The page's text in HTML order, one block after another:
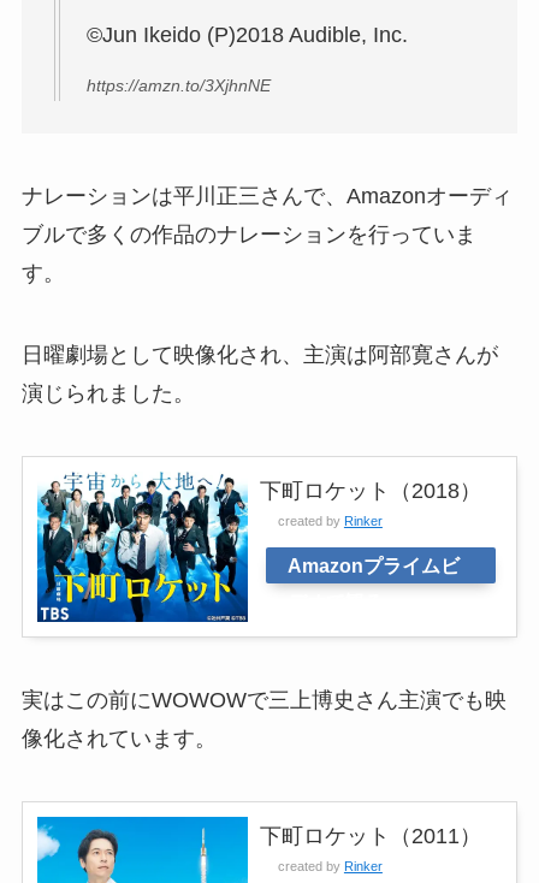
©Jun Ikeido (P)2018 Audible, Inc.
https://amzn.to/3XjhnNE
ナレーションは平川正三さんで、Amazonオーディ
ブルで多くの作品のナレーションを行っていま
す。
日曜劇場として映像化され、主演は阿部寛さんが
演じられました。
下町ロケット（2018）
created by Rinker
Amazonプライムビ
実はこの前にWOWOWで三上博史さん主演でも映
像化されています。
下町ロケット（2011）
created by Rinker